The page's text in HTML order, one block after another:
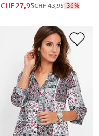
CHF 27,95CHF 43,95-36%